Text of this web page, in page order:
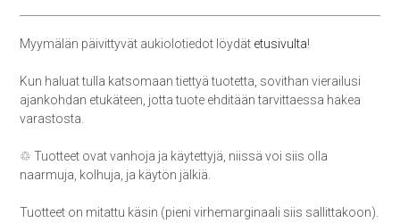
Myymälän päivittyvät aukiolotiedot löydät etusivulta!
Kun haluat tulla katsomaan tiettyä tuotetta, sovithan vierailusi
ajankohdan etukäteen, jotta tuote ehditään tarvittaessa hakea
varastosta.
♲ Tuotteet ovat vanhoja ja käytettyjä, niissä voi siis olla
naarmuja, kolhuja, ja käytön jälkiä.
Tuotteet on mitattu käsin (pieni virhemarginaali siis sallittakoon).